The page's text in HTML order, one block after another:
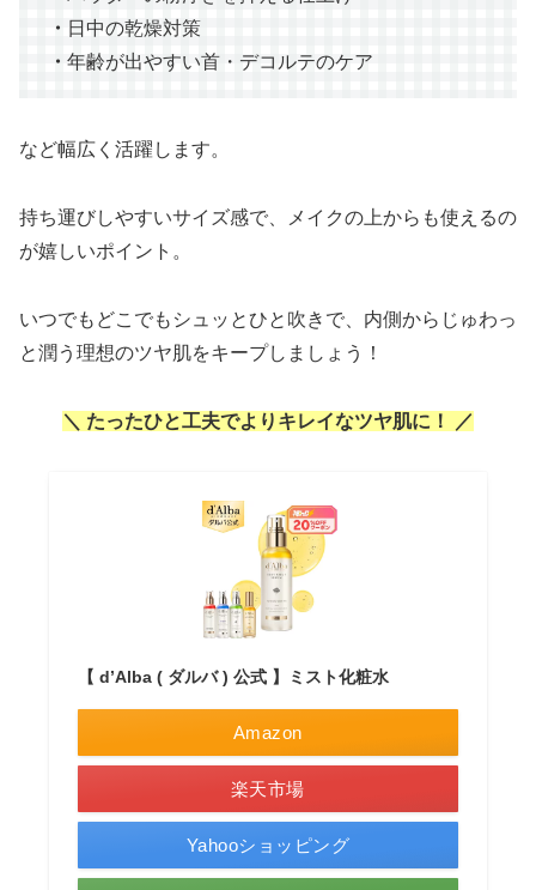
・ 日中の乾燥対策
・ 年齢が出やすい首・デコルテのケア
など幅広く活躍します。
持ち運びしやすいサイズ感で、メイクの上からも使えるの
が嬉しいポイント。
いつでもどこでもシュッとひと吹きで、内側からじゅわっ
と潤う理想のツヤ肌をキープしましょう！
＼ たったひと工夫でよりキレイなツヤ肌に！ ／
【 d’Alba ( ダルバ ) 公式 】ミスト化粧水
Amazon
楽天市場
Yahooショッピング